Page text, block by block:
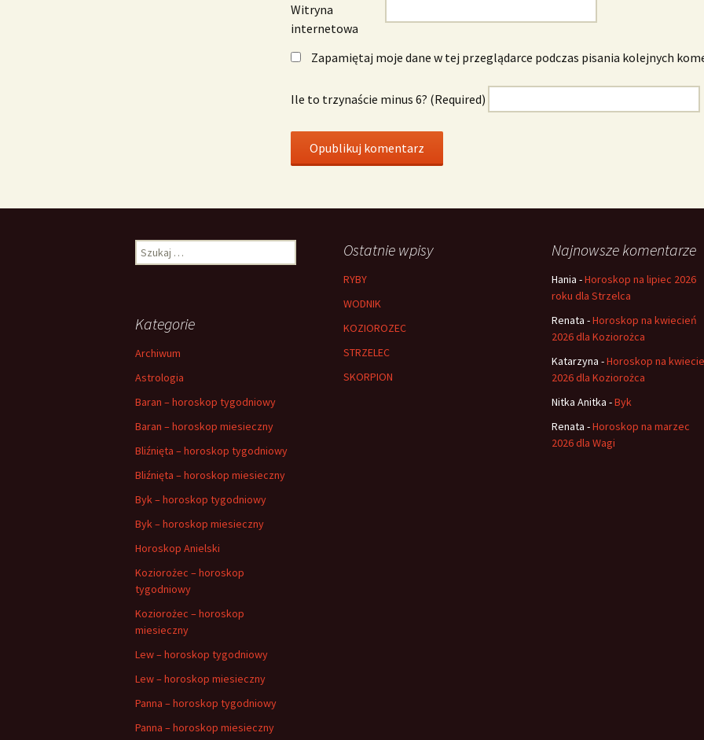
Witryna
internetowa
Zapamiętaj moje dane w tej przeglądarce podczas pisania kolejnych
Ile to trzynaście minus 6? (Required)
Szukaj: Ostatnie wpisy
RYBY
WODNIK
KOZIOROZEC
STRZELEC
SKORPION
Najnowsze komentarze
Hania -Horoskop na lipiec 2026
roku dla Strzelca
Renata -Horoskop na kwiecień
2026 dla Koziorożca
Katarzyna -Horoskop na
2026 dla Koziorożca
Nitka Anitka -Byk
Renata -Horoskop na marzec
2026 dla Wagi
Kategorie
Archiwum
Astrologia
Baran – horoskop tygodniowy
Baran – horoskop miesieczny
Bliźnięta – horoskop tygodniowy
Bliźnięta – horoskop miesieczny
Byk – horoskop tygodniowy
Byk – horoskop miesieczny
Horoskop Anielski
Koziorożec – horoskop
tygodniowy
Koziorożec – horoskop
miesieczny
Lew – horoskop tygodniowy
Lew – horoskop miesieczny
Panna – horoskop tygodniowy
Panna – horoskop miesieczny